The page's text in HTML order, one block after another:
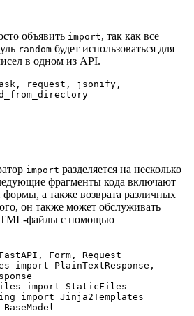
объявить import, так как все
random будет использоваться для
в одном из API.
request, jsonify,
import разделяется на несколько
фрагменты кода включают
а также возврата различных
он также может обслуживать
файлы с помощью
Form, Request
import PlainTextResponse,
import StaticFiles
import Jinja2Templates